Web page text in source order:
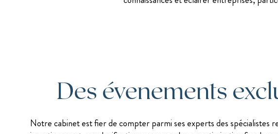
Des évenements
Notre cabinet est fier de compter parmi ses experts des spécialistes